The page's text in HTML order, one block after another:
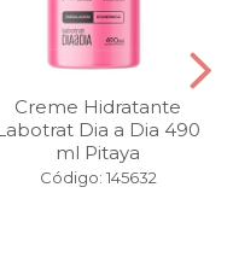
Creme Hidratante
Dia a Dia 490
ml Pitaya
Código: 145632